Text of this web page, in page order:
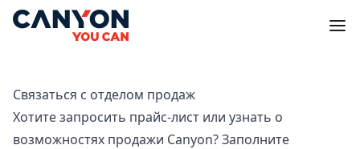
Связаться с отделом продаж
Хотите запросить прайс-лист или узнать о
возможностях продажи Canyon? Заполните